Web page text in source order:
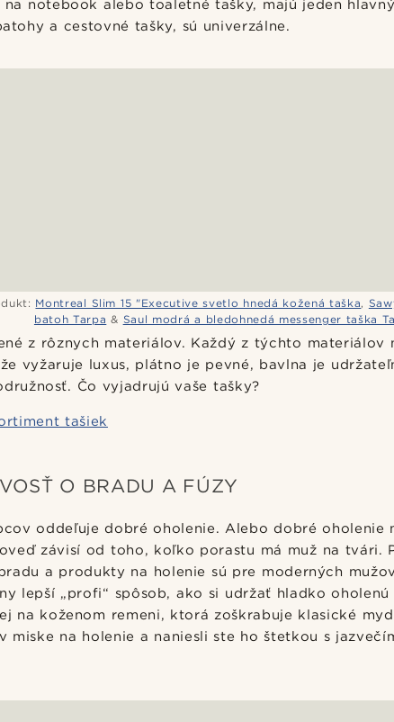
notebook alebo toaletné tašky, majú jeden
a cestovné tašky, sú univerzálne.
Montreal Slim 15 "Executive svetlo hnedá kožená taška,
batoh Tarpa & Saul modrá a bledohnedá messenger taška
z rôznych materiálov. Každý z týchto materiálov
vyžaruje luxus, plátno je pevné, bavlna je
Čo vyjadrujú vaše tašky?
tašiek
O BRADU A FÚZY
oddeľuje dobré oholenie. Alebo dobré oholenie
závisí od toho, koľko porastu má muž na tvári.
a produkty na holenie sú pre moderných
lepší „profi“ spôsob, ako si udržať hladko
na koženom remeni, ktorá zoškrabuje klasické
miske na holenie a naniesli ste ho štetkou s